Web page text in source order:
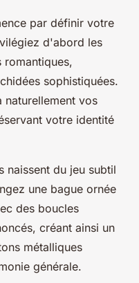
par définir votre
d'abord les
sophistiquées.
naturellement vos
votre identité
naissent du jeu subtil
une bague ornée
des boucles
créant ainsi un
métalliques
générale.